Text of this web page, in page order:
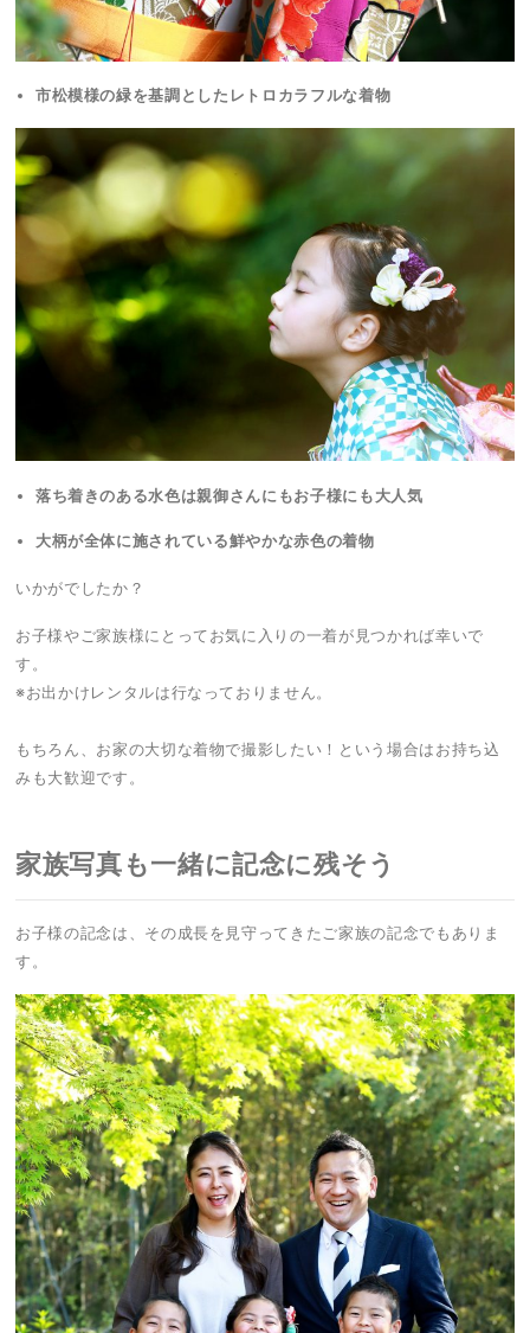
市松模様の緑を基調としたレトロカラフルな着物
落ち着きのある水色は親御さんにもお子様にも大人気
大柄が全体に施されている鮮やかな赤色の着物
いかがでしたか？
お子様やご家族様にとってお気に入りの一着が見つかれば幸いで
す。
※お出かけレンタルは行なっておりません。
もちろん、お家の大切な着物で撮影したい！という場合はお持ち込
みも大歓迎です。
家族写真も一緒に記念に残そう
お子様の記念は、その成長を見守ってきたご家族の記念でもありま
す。